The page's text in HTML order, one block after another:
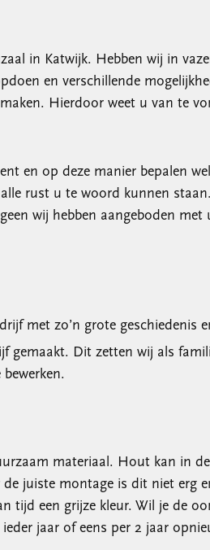
in Katwijk. Hebben wij in
en verschillende
Hierdoor weet u van te
en op deze manier bepalen
rust u te woord kunnen
wij hebben aangeboden met
met zo’n grote geschiedenis
gemaakt. Dit zetten wij als
materiaal. Hout kan in
juiste montage is dit niet erg
tijd een grijze kleur. Wil je de
jaar of eens per 2 jaar